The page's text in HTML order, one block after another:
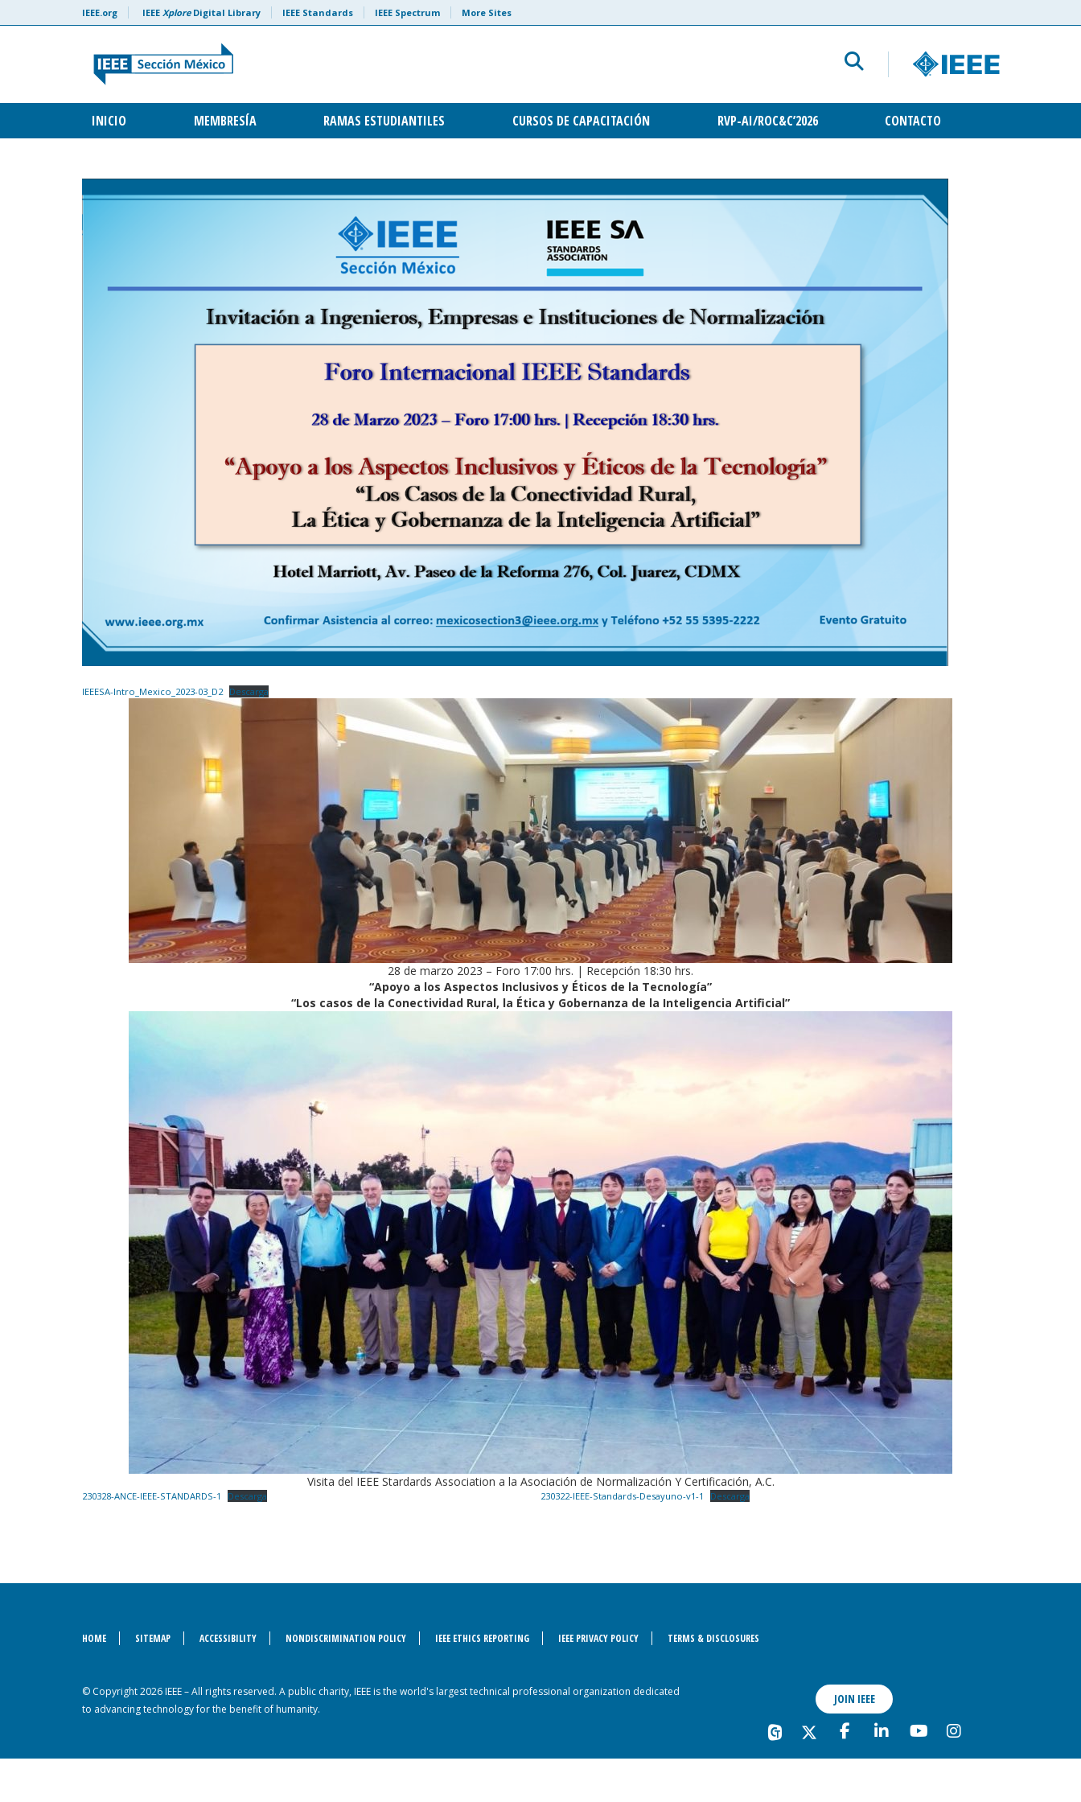
IEEE.org IEEE XploreDigital Library IEEE Standards IEEE Spectrum More Sites
INICIO MEMBRESÍA RAMAS ESTUDIANTILES CURSOS DE CAPACITACIÓN RVP-AI/ROC&C’2026 CONTACTO
IEEESA-Intro_Mexico_2023-03_D2 Descarga
28 de marzo 2023 – Foro 17:00 hrs. | Recepción 18:30 hrs.
“Apoyo a los Aspectos Inclusivos y Éticos de la Tecnología”
“Los casos de la Conectividad Rural, la Ética y Gobernanza de la Inteligencia Artificial”
Visita del IEEE Stardards Association a la Asociación de Normalización Y Certificación, A.C.
230328-ANCE-IEEE-STANDARDS-1 Descarga 230322-IEEE-Standards-Desayuno-v1-1 Descarga
HOME SITEMAP ACCESSIBILITY NONDISCRIMINATION POLICY IEEE ETHICS REPORTING IEEE PRIVACY POLICY TERMS & DISCLOSURES
© Copyright 2026 IEEE – All rights reserved. A public charity, IEEE is the world's largest technical professional organization dedicated
to advancing technology for the benefit of humanity.
JOIN IEEE